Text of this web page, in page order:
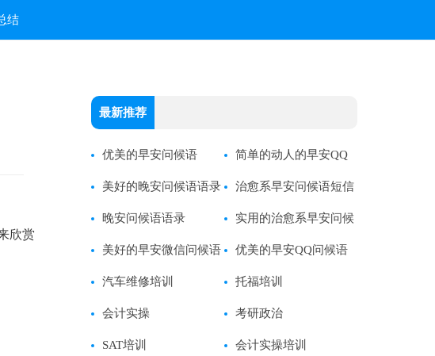
结
欣赏
最新推荐
优美的早安问候语 简单的动人的早安QQ
问候语
美好的晚安问候语语录
57条
治愈系早安问候语短信
晚安问候语语录 实用的治愈系早安问候
语
美好的早安微信问候语 优美的早安QQ问候语
汽车维修培训 托福培训
会计实操 考研政治
SAT培训 会计实操培训